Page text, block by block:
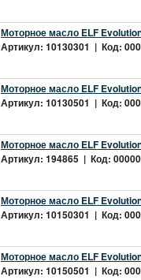
Моторное масло ELF
Артикул: 10130301 | Код:
Моторное масло ELF
Артикул: 10130501 | Код:
Моторное масло ELF
Артикул: 194865 | Код:
Моторное масло ELF
Артикул: 10150301 | Код:
Моторное масло ELF
Артикул: 10150501 | Код: